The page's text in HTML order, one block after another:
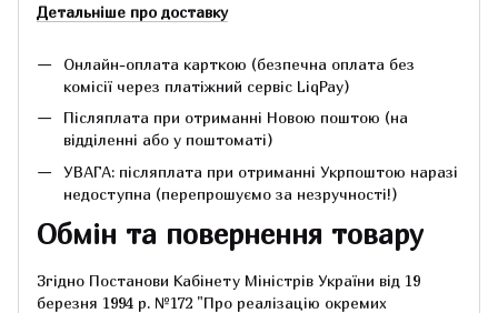
Детальніше про доставку
Онлайн-оплата карткою (безпечна оплата без
комісії через платіжний сервіс LiqPay)
Післяплата при отриманні Новою поштою (на
відділенні або у поштоматі)
УВАГА: післяплата при отриманні Укрпоштою наразі
недоступна (перепрошуємо за незручності!)
Обмін та повернення товару
Згідно Постанови Кабінету Міністрів України від 19
березня 1994 р. №172 "Про реалізацію окремих